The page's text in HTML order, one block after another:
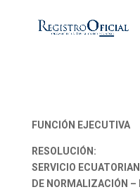
FUNCIÓN EJECUTIVA
RESOLUCIÓN:
SERVICIO
DE NORMALIZACIÓN –